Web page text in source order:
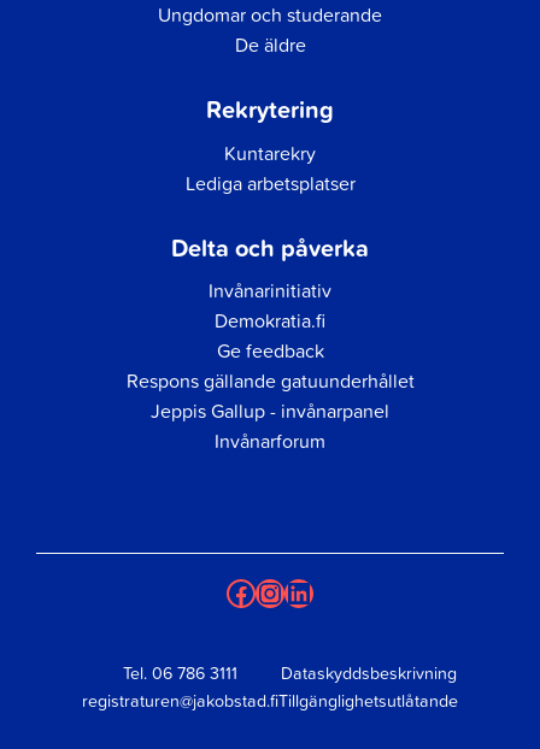
Ungdomar och studerande
De äldre
Rekrytering
Kuntarekry
Lediga arbetsplatser
Delta och påverka
Invånarinitiativ
Demokratia.fi
Ge feedback
Respons gällande gatuunderhållet
Jeppis Gallup - invånarpanel
Invånarforum
Facebook
Instagram
LinkedIn
Tel. 06 786 3111
registraturen@jakobstad.fi
Dataskyddsbeskrivning
Tillgänglighetsutlåtande